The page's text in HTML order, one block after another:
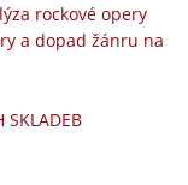
rockové opery
a dopad žánru na
SKLADEB